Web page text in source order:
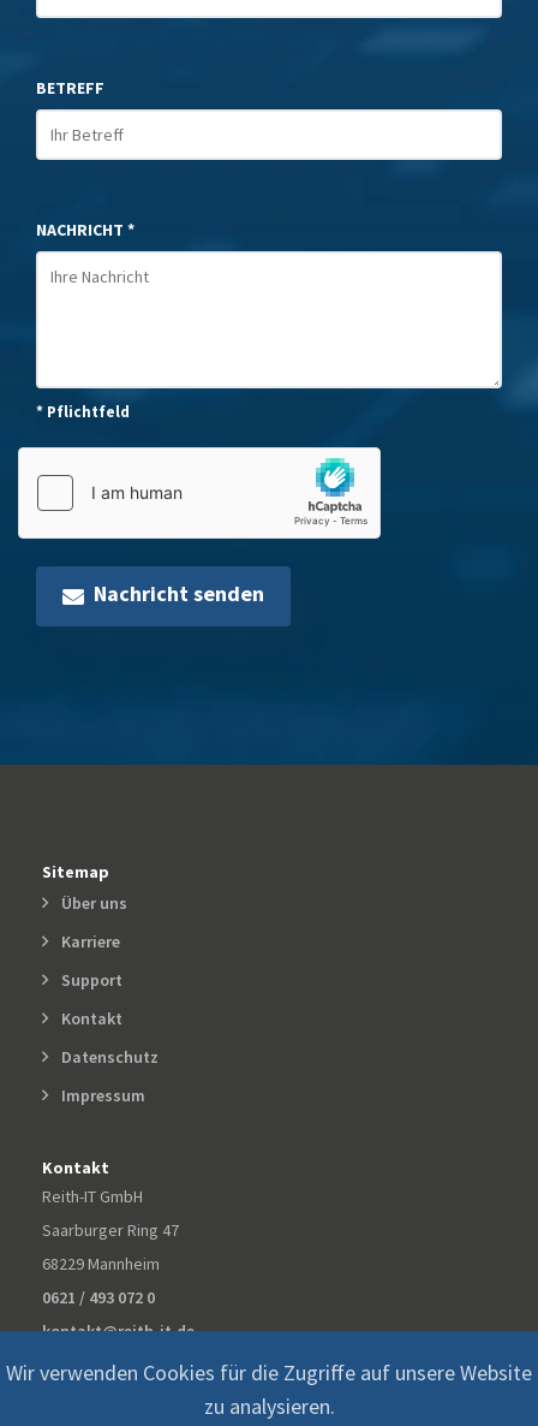
BETREFF
NACHRICHT *
* Pflichtfeld
Nachricht senden
Sitemap
Über uns
Karriere
Support
Kontakt
Datenschutz
Impressum
Kontakt
Reith-IT GmbH
Saarburger Ring 47
68229 Mannheim
0621 / 493 072 0
kontakt@reith-it.de
Wir verwenden Cookies für die Zugriffe auf unsere Website
zu analysieren.